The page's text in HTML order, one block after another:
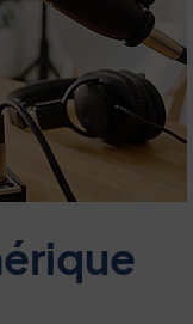
liens de partage